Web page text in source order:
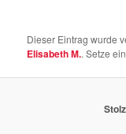
Dieser Eintrag wurde
Elisabeth M.. Setze